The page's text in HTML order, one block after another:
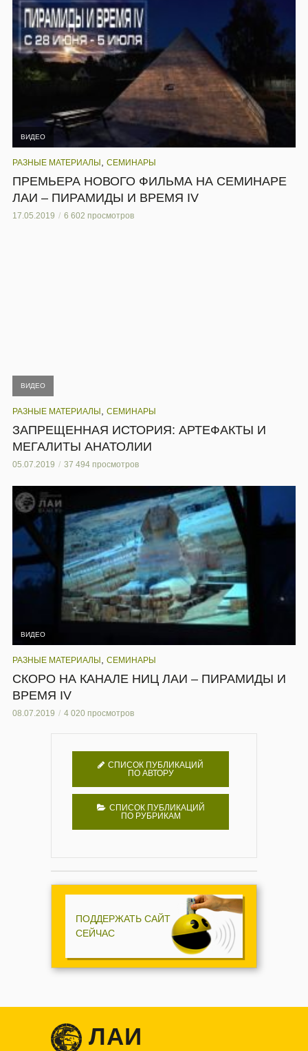
ВИДЕО
РАЗНЫЕ МАТЕРИАЛЫ СЕМИНАРЫ
ПРЕМЬЕРА НОВОГО ФИЛЬМА НА СЕМИНАРЕ
ЛАИ – ПИРАМИДЫ И ВРЕМЯ IV
17.05.2019 6 602 просмотров
ВИДЕО
РАЗНЫЕ МАТЕРИАЛЫ СЕМИНАРЫ
ЗАПРЕЩЕННАЯ ИСТОРИЯ: АРТЕФАКТЫ И
МЕГАЛИТЫ АНАТОЛИИ
05.07.2019 37 494 просмотров
ВИДЕО
РАЗНЫЕ МАТЕРИАЛЫ СЕМИНАРЫ
СКОРО НА КАНАЛЕ НИЦ ЛАИ – ПИРАМИДЫ И
ВРЕМЯ IV
08.07.2019 4 020 просмотров
СПИСОК ПУБЛИКАЦИЙ
ПО АВТОРУ
СПИСОК ПУБЛИКАЦИЙ
ПО РУБРИКАМ
ПОДДЕРЖАТЬ САЙТ
СЕЙЧАС
ЛАИ